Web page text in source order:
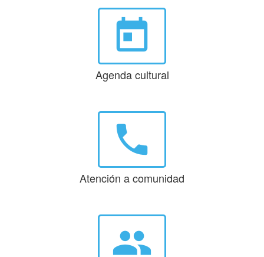
today
Agenda cultural
phone
Atención a comunidad
group